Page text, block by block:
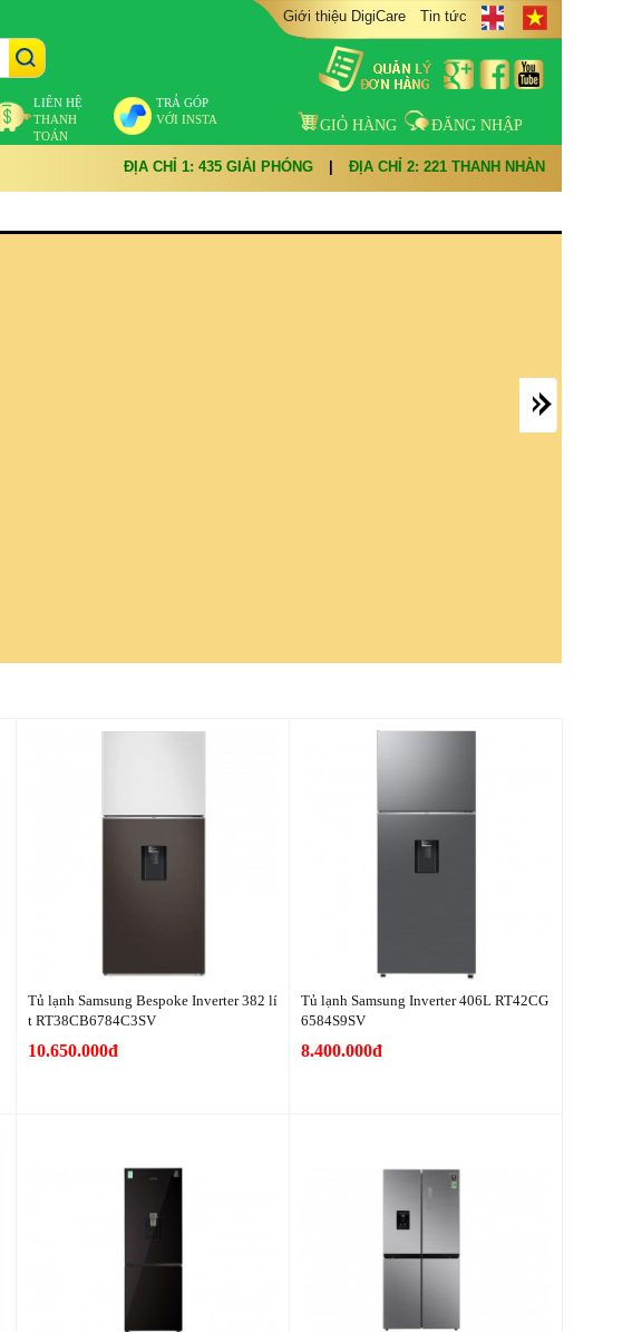
LIÊN HỆ
THANH
TOÁN
TRẢ GÓP
VỚI INSTA
Giới thiệu DigiCare Tin tức
GIỎ HÀNG ĐĂNG NHẬP
ĐỊA CHỈ 1: 435 GIẢI PHÓNG ĐỊA CHỈ 2: 221 THANH NHÀN
Tủ lạnh Samsung Bespoke Inverter 382 lí
t RT38CB6784C3SV
10.650.000đ
Tủ lạnh Samsung Inverter 406L RT42CG
6584S9SV
8.400.000đ